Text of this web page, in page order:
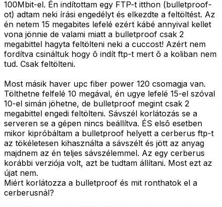
100Mbit-el. Én indítottam egy FTP-t itthon (bulletproof-
ot) adtam neki írási engedélyt és elkezdte a feltöltést. Az
én netem 15 megabites lefelé ezért kábé annyival kellet
vona jönnie de valami miatt a bulletproof csak 2
megabittel hagyta feltölteni neki a cuccost! Azért nem
fordítva csináltuk hogy õ indít ftp-t mert õ a koliban nem
tud. Csak feltölteni.
Most másik haver upc fiber power 120 csomagja van.
Tölthetne felfelé 10 megával, én ugye lefelé 15-el szóval
10-el simán jöhetne, de bulletproof megint csak 2
megabittel engedi feltölteni. Sávszél korlátozás se a
serveren se a gépen nincs beállítva. ÉS elsõ esetben
mikor kipróbáltam a bulletproof helyett a cerberus ftp-t
az tökéletesen kihasználta a sávszélt és jött az anyag
majdnem az én teljes sávszélemmel. Az egy cerberus
korábbi verziója volt, azt be tudtam állítani. Most ezt az
újat nem.
Miért korlátozza a bulletproof és mit ronthatok el a
cerberusnál?